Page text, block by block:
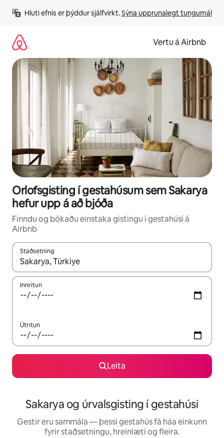
beint
Hluti efnis er þýddur sjálfvirkt. Sýna upprunalegt tungumál
Vertu á Airbnb
Orlofsgisting í gestahúsum sem Sakarya
hefur upp á að bjóða
Finndu og bókaðu einstaka gistingu í gestahúsi á
Airbnb
Staðsetning
Þegar niðurstöður liggja fyrir skaltu nota upp og niður
Innritun
Útritun
Leita
Sakarya og úrvalsgisting í gestahúsi
Gestir eru sammála — þessi gestahús fá háa einkunn
fyrir staðsetningu, hreinlæti og fleira.